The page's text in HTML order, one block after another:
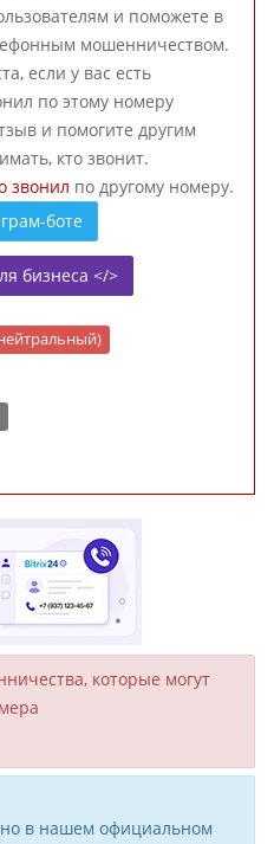
и поможете в
мошенничеством.
если у вас есть
по этому номеру
и помогите другим
кто звонит.
звонил по другому номеру.
боте
бизнеса </>
кото­рые могут
в нашем официальном